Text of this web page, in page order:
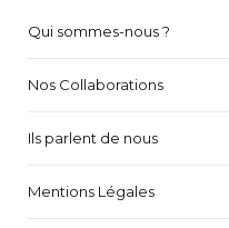
Qui sommes-nous ?
Nos Collaborations
Ils parlent de nous
Mentions Légales